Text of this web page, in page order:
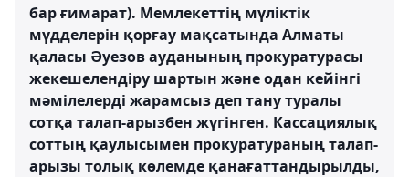
бар ғимарат). Мемлекеттің мүліктік
мүдделерін қорғау мақсатында Алматы
қаласы Әуезов ауданының прокуратурасы
жекешелендіру шартын және одан кейінгі
мәмілелерді жарамсыз деп тану туралы
сотқа талап-арызбен жүгінген. Кассациялық
соттың қаулысымен прокуратураның талап-
арызы толық көлемде қанағаттандырылды,